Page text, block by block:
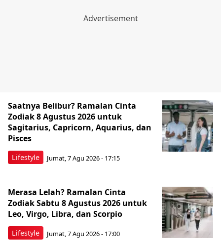
Lifestyle
Saatnya Belibur? Ramalan Cinta
Zodiak 8 Agustus 2026 untuk
Sagitarius, Capricorn, Aquarius, dan
Pisces
Jumat, 7 Agu 2026 - 17:15
Lifestyle
Merasa Lelah? Ramalan Cinta
Zodiak Sabtu 8 Agustus 2026 untuk
Leo, Virgo, Libra, dan Scorpio
Jumat, 7 Agu 2026 - 17:00